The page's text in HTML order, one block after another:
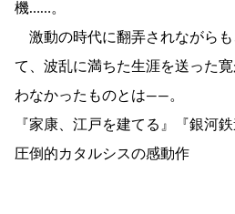
機……。
激動の時代に翻弄されながら
て、波乱に満ちた生涯を送った
わなかったものとは――。
『家康、江戸を建てる』『銀河
圧倒的カタルシスの感動作